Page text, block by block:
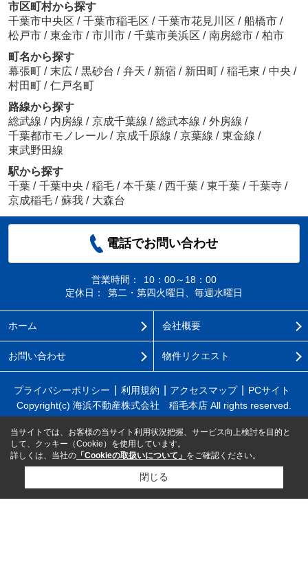
市区町村から探す
千葉市中央区 / 千葉市稲毛区 / 千葉市花見川区 / 船橋市 /
松戸市 / 東金市 / 市川市 / 千葉市美浜区 / 南房総市 / 柏市
町名から探す
幕張町 / 末広 / 黒砂台 / 弁天 / 新宿 / 新田町 / 稲毛東 / 中央 /
村田町 / 仁戸名町
路線から探す
総武線 / 内房線 / 京成千葉線 / 総武本線 / 外房線 /
千葉都市モノレール / 京成千原線 / 京葉線 / 東金線 /
東武野田線
駅から探す
千葉 / 千葉中央 / 稲毛 / 本千葉 / 西千葉 / 東千葉 / 千葉寺 /
京成稲毛 / 蘇我 / 大森台
電話でお問い合わせ
営業時間：
10：00～18：00
定休日：
第二・第四火曜日、毎週水曜日
ホーム 会社概要
お問い合わせ 物件リクエスト
プライバシーポリシー 利用規約 アクセスマップ
PCサイト
Copyright(c) 海浜不動産株式会社 稲毛本店 All rights reserved.
当サイトでは、お客様の当サイト利用状況把握、サービス向上検討を目的と
して、クッキー（Cookie）を使用しています。
詳しくは、当社の 「Cookieの取扱いについて」 をご確認ください。
閉じる